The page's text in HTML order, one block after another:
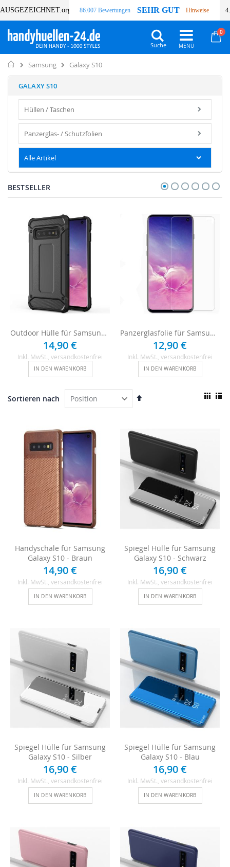
AUSGEZEICHNET.org 86.007 Bewertungen SEHR GUT Hinweise
0
Suche
Home
Samsung Galaxy S10
BESTSELLER
Outdoor Hülle für Samsung Galaxy S10 - Schwarz
14,90 €
Inkl. MwSt., versandkostenfrei
IN DEN WARENKORB
Panzerglasfolie für Samsung Galaxy S10
12,90 €
Inkl. MwSt., versandkostenfrei
IN DEN WARENKORB
Sortieren nach
In
Handyschale für Samsung
Galaxy S10 - Braun
14,90 €
Inkl. MwSt. , versandkostenfrei
IN DEN WARENKORB
Spiegel Hülle für Samsung
Galaxy S10 - Schwarz
16,90 €
Inkl. MwSt. , versandkostenfrei
IN DEN WARENKORB
Spiegel Hülle für Samsung
Galaxy S10 - Silber
16,90 €
Inkl. MwSt. , versandkostenfrei
IN DEN WARENKORB
Spiegel Hülle für Samsung
Galaxy S10 - Blau
16,90 €
Inkl. MwSt. , versandkostenfrei
IN DEN WARENKORB
GALAXY S10
Hüllen / Taschen
Panzerglas- / Schutzfolien
Alle Artikel